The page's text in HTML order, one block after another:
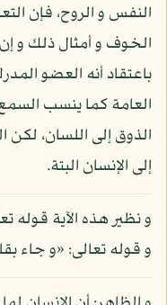
النفس و الروح، فإن
الخوف و أمثال ذلك و
باعتقاد أنه العضو
العامة كما ينسب السمع
الذوق إلى اللسان، لكن
إلى الإنسان البتة.
و قوله تعالى: «و جاء